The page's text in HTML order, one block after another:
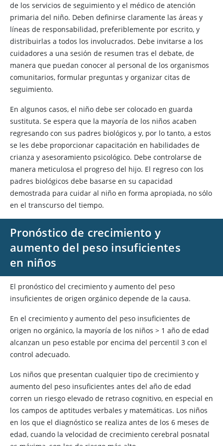
de los servicios de seguimiento y el médico de atención
primaria del niño. Deben definirse claramente las áreas y
líneas de responsabilidad, preferiblemente por escrito, y
distribuirlas a todos los involucrados. Debe invitarse a los
cuidadores a una sesión de resumen tras el debate, de
manera que puedan conocer al personal de los organismos
comunitarios, formular preguntas y organizar citas de
seguimiento.
En algunos casos, el niño debe ser colocado en guarda
sustituta. Se espera que la mayoría de los niños acaben
regresando con sus padres biológicos y, por lo tanto, a estos
se les debe proporcionar capacitación en habilidades de
crianza y asesoramiento psicológico. Debe controlarse de
manera meticulosa el progreso del hijo. El regreso con los
padres biológicos debe basarse en su capacidad
demostrada para cuidar al niño en forma apropiada, no sólo
en el transcurso del tiempo.
Pronóstico de crecimiento y
aumento del peso insuficientes
en niños
El pronóstico del crecimiento y aumento del peso
insuficientes de origen orgánico depende de la causa.
En el crecimiento y aumento del peso insuficientes de
origen no orgánico, la mayoría de los niños > 1 año de edad
alcanzan un peso estable por encima del percentil 3 con el
control adecuado.
Los niños que presentan cualquier tipo de crecimiento y
aumento del peso insuficientes antes del año de edad
corren un riesgo elevado de retraso cognitivo, en especial en
los campos de aptitudes verbales y matemáticas. Los niños
en los que el diagnóstico se realiza antes de los 6 meses de
edad, cuando la velocidad de crecimiento cerebral posnatal